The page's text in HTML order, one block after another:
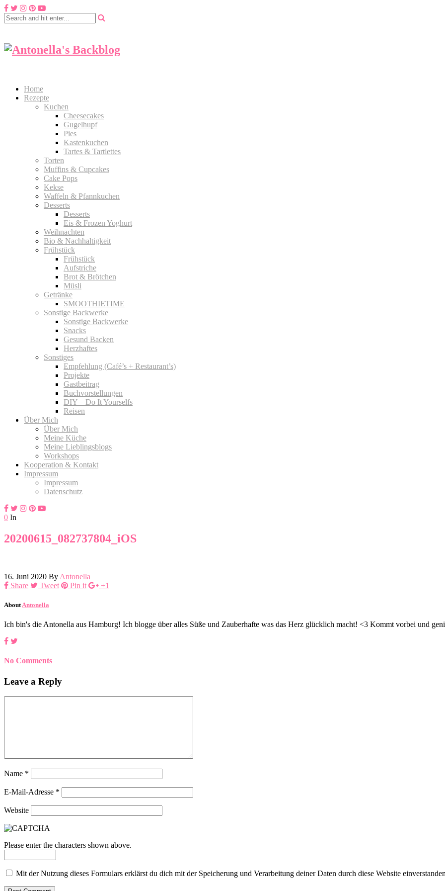
Home
Rezepte
Kuchen
Cheesecakes
Gugelhupf
Pies
Kastenkuchen
Tartes & Tartlettes
Torten
Muffins & Cupcakes
Cake Pops
Kekse
Waffeln & Pfannkuchen
Desserts
Desserts
Eis & Frozen Yoghurt
Weihnachten
Bio & Nachhaltigkeit
Frühstück
Frühstück
Aufstriche
Brot & Brötchen
Müsli
Getränke
SMOOTHIETIME
Sonstige Backwerke
Sonstige Backwerke
Snacks
Gesund Backen
Herzhaftes
Sonstiges
Empfehlung (Café’s + Restaurant’s)
Projekte
Gastbeitrag
Buchvorstellungen
DIY – Do It Yourselfs
Reisen
Über Mich
Über Mich
Meine Küche
Meine Lieblingsblogs
Workshops
Kooperation & Kontakt
Impressum
Impressum
Datenschutz
0 In
20200615_082737804_iOS
16. Juni 2020 By Antonella
Share
Tweet Pin it +1
About Antonella
Ich bin's die Antonella aus Hamburg! Ich blogge über alles Süße und Zauberhafte was das Herz glücklich macht! <3 Kommt vorbei und
No Comments
Leave a Reply
Name *
E-Mail-Adresse *
Website
Please enter the characters shown above.
Mit der Nutzung dieses Formulars erklärst du dich mit der Speicherung und Verarbeitung deiner Daten durch diese Website